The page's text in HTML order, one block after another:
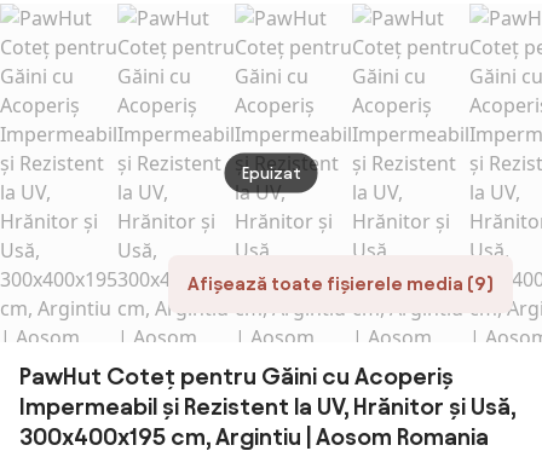
Rezistentă la
300x200x195
cm, Argintiu |
Aosom Romania
Rampă, Podea
Detașabilă,
Acoperiș
Orificii de
Ventilație,
78x90x92 cm,
Lemn | Aosom
Romania
Afișează toate fișierele media (9)
Epuizat
PawHut Coteț pentru Găini cu Acoperiș
Impermeabil și Rezistent la UV, Hrănitor și Usă,
300x400x195 cm, Argintiu | Aosom Romania